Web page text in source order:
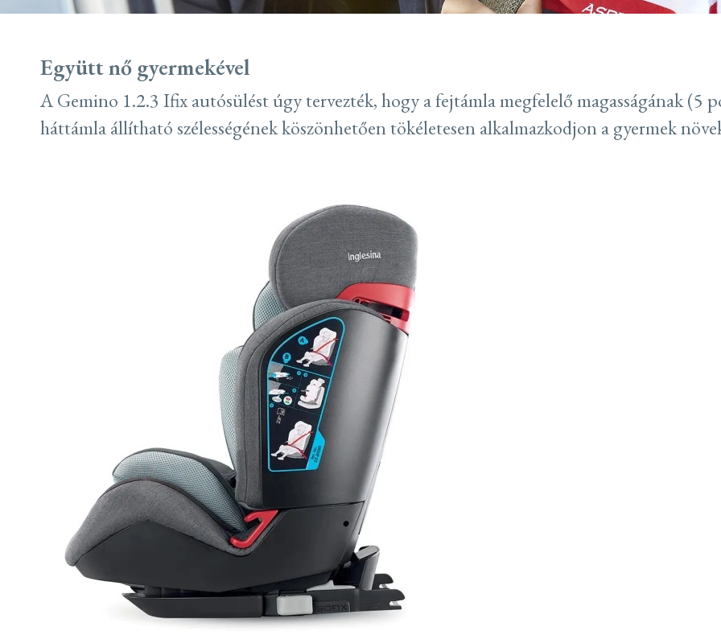
Együtt nő gyermekével
A Gemino 1.2.3 Ifix autósülést úgy tervezték, hogy a fejtámla megfelelő magasságának (5
háttámla állítható szélességének köszönhetően tökéletesen alkalmazkodjon a gyermek